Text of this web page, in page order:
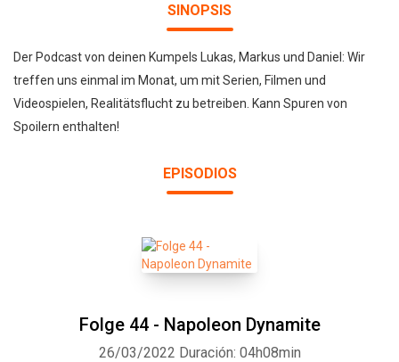
SINOPSIS
Der Podcast von deinen Kumpels Lukas, Markus und Daniel: Wir
treffen uns einmal im Monat, um mit Serien, Filmen und
Videospielen, Realitätsflucht zu betreiben. Kann Spuren von
Spoilern enthalten!
EPISODIOS
Folge 44 - Napoleon Dynamite
26/03/2022 Duración: 04h08min